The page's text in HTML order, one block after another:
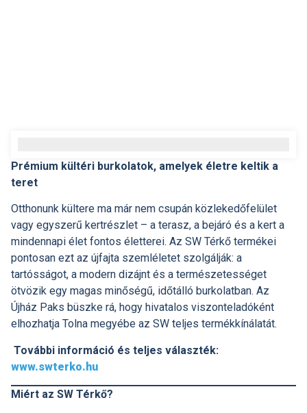
Prémium kültéri burkolatok, amelyek életre keltik a
teret
Otthonunk kültere ma már nem csupán közlekedőfelület
vagy egyszerű kertrészlet – a terasz, a bejáró és a kert a
mindennapi élet fontos életterei. Az SW Térkő termékei
pontosan ezt az újfajta szemléletet szolgálják: a
tartósságot, a modern dizájnt és a természetességet
ötvözik egy magas minőségű, időtálló burkolatban. Az
Újház Paks büszke rá, hogy hivatalos viszonteladóként
elhozhatja Tolna megyébe az SW teljes termékkínálatát.
További információ és teljes választék:
www.swterko.hu
Miért az SW Térkő?